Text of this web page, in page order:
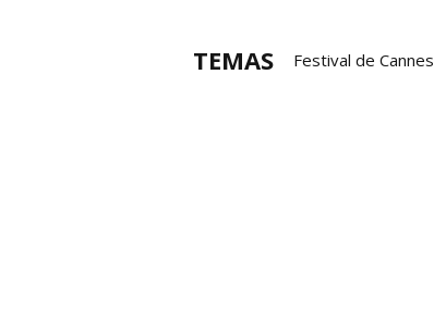
TEMAS Festival de Cannes